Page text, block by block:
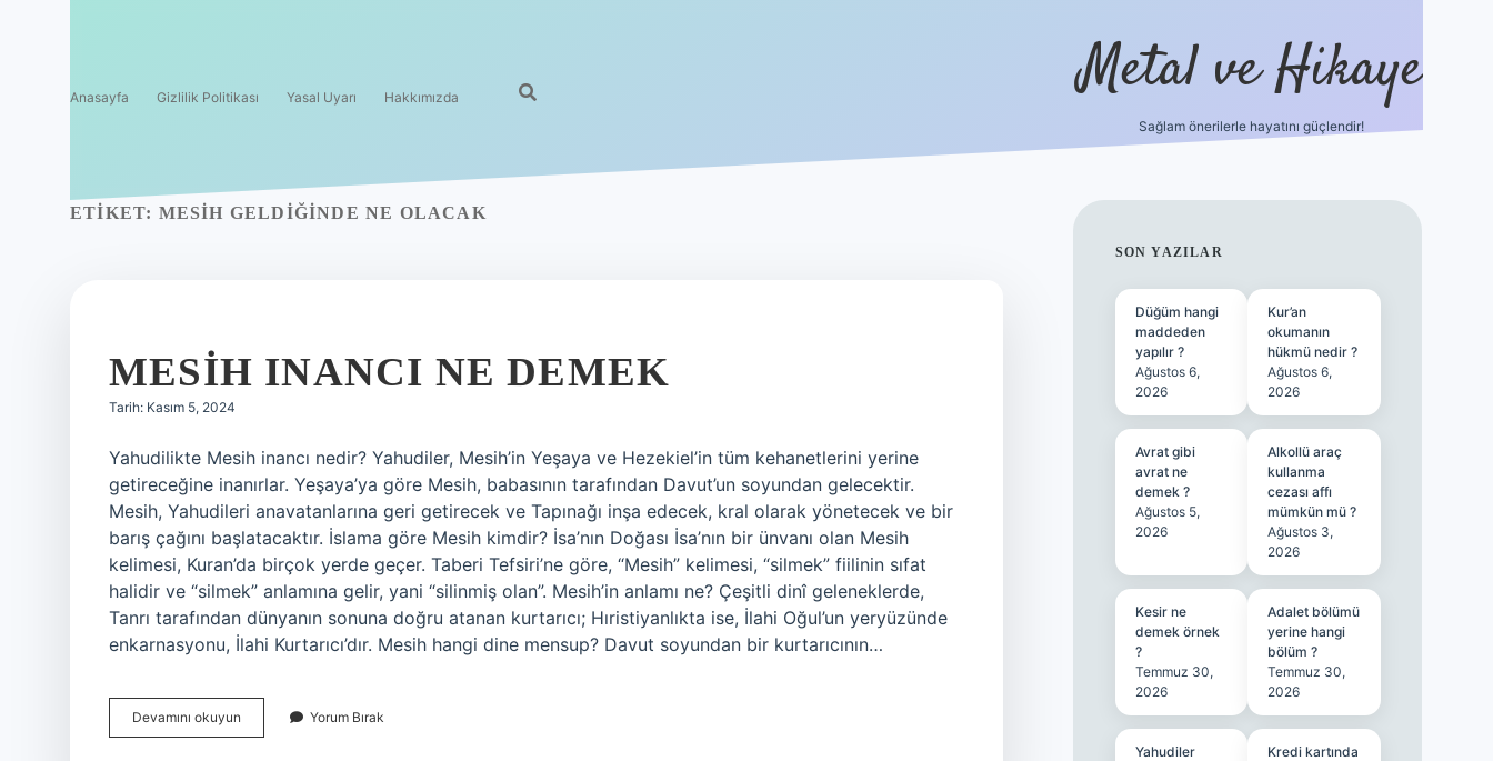
Anasayfa Gizlilik Politikası Yasal Uyarı Hakkımızda Metal ve Hikaye
Sağlam önerilerle hayatını güçlendir!
ETIKET: MESIH GELDIĞINDE NE OLACAK
MESIH INANCI NE DEMEK
Tarih: Kasım 5, 2024
Yahudilikte Mesih inancı nedir? Yahudiler, Mesih’in Yeşaya ve Hezekiel’in tüm kehanetlerini yerine
getireceğine inanırlar. Yeşaya’ya göre Mesih, babasının tarafından Davut’un soyundan gelecektir.
Mesih, Yahudileri anavatanlarına geri getirecek ve Tapınağı inşa edecek, kral olarak yönetecek ve bir
barış çağını başlatacaktır. İslama göre Mesih kimdir? İsa’nın Doğası İsa’nın bir ünvanı olan Mesih
kelimesi, Kuran’da birçok yerde geçer. Taberi Tefsiri’ne göre, “Mesih” kelimesi, “silmek” fiilinin sıfat
halidir ve “silmek” anlamına gelir, yani “silinmiş olan”. Mesih’in anlamı ne? Çeşitli dinî geleneklerde,
Tanrı tarafından dünyanın sonuna doğru atanan kurtarıcı; Hıristiyanlıkta ise, İlahi Oğul’un yeryüzünde
enkarnasyonu, İlahi Kurtarıcı’dır. Mesih hangi dine mensup? Davut soyundan bir kurtarıcının…
Devamını okuyun
Inancı
Yorum Bırak
SIDEBAR
SON YAZILAR
Düğüm hangi
maddeden
yapılır ?
Ağustos 6,
2026
Kur’an
okumanın
hükmü nedir ?
Ağustos 6,
2026
Avrat gibi
avrat ne
demek ?
Ağustos 5,
2026
Alkollü araç
kullanma
cezası affı
mümkün mü ?
Ağustos 3,
2026
Kesir ne
demek örnek
?
Temmuz 30,
2026
Adalet bölümü
yerine hangi
bölüm ?
Temmuz 30,
2026
Yahudiler
Kredi kartında
famecasino güncel giriş